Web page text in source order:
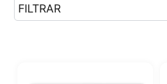
FILTRAR